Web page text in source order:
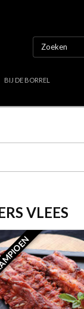
BIJ DE BORREL
VLEES